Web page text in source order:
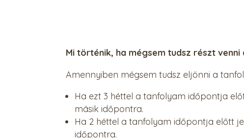
Mi történik, ha mégsem tudsz részt
Amennyiben mégsem tudsz eljönni a
Ha ezt 3 héttel a tanfolyam időpontja
másik időpontra.
Ha 2 héttel a tanfolyam időpontja előtt
időpontra.